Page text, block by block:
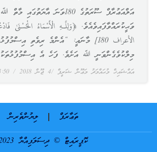
އައްޝައިޚް މުޙައްމަދު މަޢޫން ޝަރީފް 4 ޖޫން 2018
އަލްއަޢުރާފް ސޫރަތުގެ 180ވަނަ އާޔަތުގައި މާތް ﷲ
ވަޙީކުރައްވާފައިވެއެވެ. ﴿وَلِلَّـهِ الْأَسْمَاءُ الْحُسْنَىٰ
الأعراف 180] މާނައީ: “އެންމެ ރިވެތި
މިލްކުވެގެންވަނީ ﷲ އަށެވެ. ފަހެ އެ
ތަޢާރަފް
ލިޔުންތެރިން
ކޮޕީރައިޓް © ދިސަލަފިއްޔާ 2023